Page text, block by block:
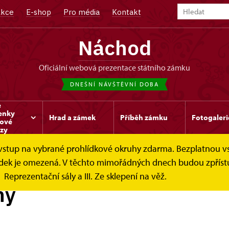
E-shop Pro média Kontakt
Náchod
oficiální webová prezentace státního zámku
DNEŠNÍ NÁVŠTĚVNÍ DOBA
Hrad a zámek Příběh zámku
na vybrané prohlídkové okruhy zdarma. Bezplatnou
je omezená. V těchto mimořádných dnech budou
Reprezentační sály a III. Ze sklepení na věž.
okruhy